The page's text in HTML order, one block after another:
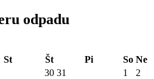
odpadu
St Št Pi So Ne
30 31 1 2